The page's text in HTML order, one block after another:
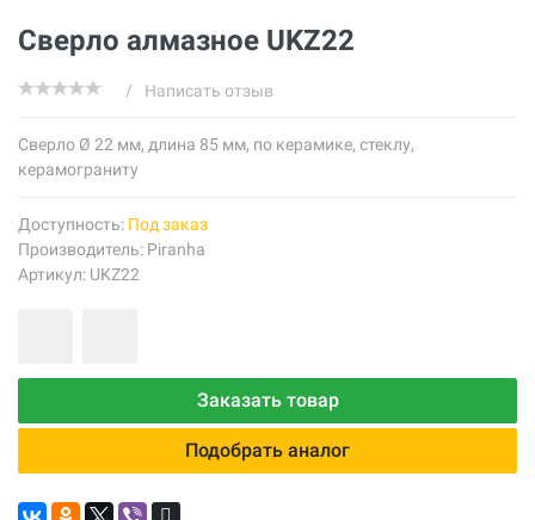
Сверло алмазное UKZ22
/ Написать отзыв
Cверло Ø 22 мм, длина 85 мм, по керамике, стеклу,
керамограниту
Доступность: Под заказ
Производитель: Piranha
Артикул: UKZ22
Заказать товар
Подобрать аналог